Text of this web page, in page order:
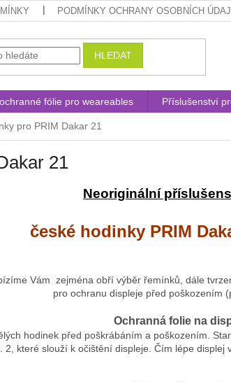
PODMÍNKY OCHRANY OSOBNÍCH
HLEDAT
fólie pro weareables Příslušenství
pro PRIM Dakar 21
21
Neoriginální
české hodinky PRIM
Vám zejména obří výběr řemínků, dále
pro ochranu displeje před poškozením
Ochranná folie na
hodinek před poškrábáním a poškozením.
2, které slouží k očištění displeje. Čím lépe displej